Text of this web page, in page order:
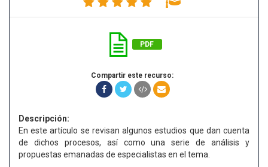
PDF
Compartir este recurso:
Descripción:
En este artículo se revisan algunos estudios que dan cuenta
de dichos procesos, así como una serie de análisis y
propuestas emanadas de especialistas en el tema.